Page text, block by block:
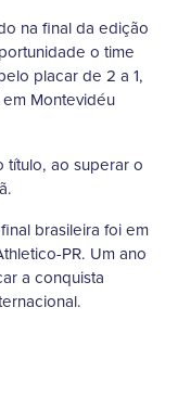
na final da edição
o time
placar de 2 a 1,
Montevidéu
ao superar o
brasileira foi em
PR. Um ano
a conquista